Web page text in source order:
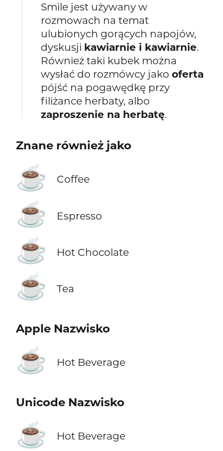
Smile jest używany w
rozmowach na temat
ulubionych gorących napojów,
dyskusji kawiarnie i kawiarnie.
Również taki kubek można
wysłać do rozmówcy jakooferta
pójść na pogawędkę przy
filiżance herbaty, albo
zaproszenie na herbatę.
Znane również jako
☕ Coffee
☕ Espresso
☕ Hot Chocolate
☕ Tea
Apple Nazwisko
☕ Hot Beverage
Unicode Nazwisko
☕ Hot Beverage